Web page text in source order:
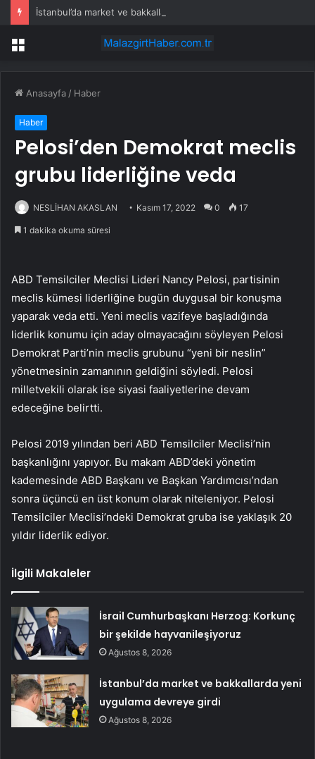
Menü
Anasayfa / Haber
Haber
Pelosi’den Demokrat meclis
grubu liderliğine veda
NESLİHAN AKASLAN Kasım 17, 2022 0 17
1 dakika okuma süresi
ABD Temsilciler Meclisi Lideri Nancy Pelosi, partisinin
meclis kümesi liderliğine bugün duygusal bir konuşma
yaparak veda etti. Yeni meclis vazifeye başladığında
liderlik konumu için aday olmayacağını söyleyen Pelosi
Demokrat Parti’nin meclis grubunu “yeni bir neslin”
yönetmesinin zamanının geldiğini söyledi. Pelosi
milletvekili olarak ise siyasi faaliyetlerine devam
edeceğine belirtti.
Pelosi 2019 yılından beri ABD Temsilciler Meclisi’nin
başkanlığını yapıyor. Bu makam ABD’deki yönetim
kademesinde ABD Başkanı ve Başkan Yardımcısı’ndan
sonra üçüncü en üst konum olarak niteleniyor. Pelosi
Temsilciler Meclisi’ndeki Demokrat gruba ise yaklaşık 20
yıldır liderlik ediyor.
İlgili Makaleler
İsrail Cumhurbaşkanı Herzog: Korkunç
bir şekilde hayvanileşiyoruz
Ağustos 8, 2026
İstanbul’da market ve bakkallarda yeni
uygulama devreye girdi
Ağustos 8, 2026